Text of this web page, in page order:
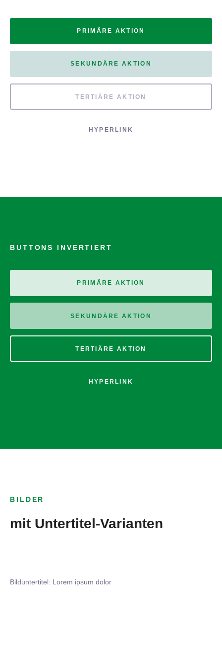
PRIMÄRE AKTION
SEKUNDÄRE AKTION
TERTIÄRE AKTION
HYPERLINK
BUTTONS INVERTIERT
PRIMÄRE AKTION
SEKUNDÄRE AKTION
TERTIÄRE AKTION
HYPERLINK
BILDER
mit Untertitel-Varianten
Bilduntertitel: Lorem ipsum dolor